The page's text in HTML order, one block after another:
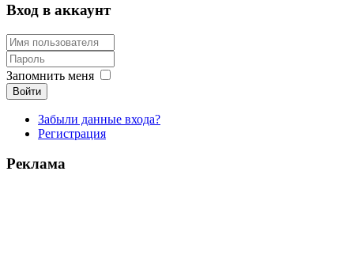
Вход в аккаунт
Запомнить меня
Войти
Забыли данные входа?
Регистрация
Реклама